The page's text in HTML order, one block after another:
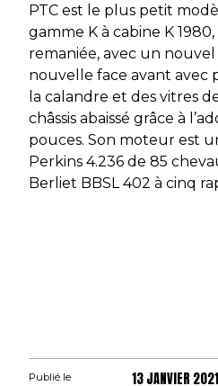
PTC est le plus petit
gamme K à cabine K
remaniée, avec un
nouvelle face avant avec
la calandre et des vitres
châssis abaissé grâce à
pouces. Son moteur est
Perkins 4.236 de 85
Berliet BBSL 402 à cinq
Publié le 13 JANVIER 2021